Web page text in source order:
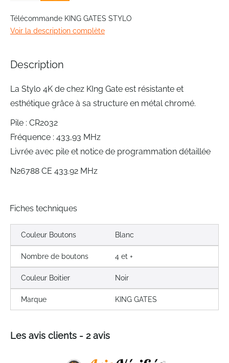
to
the
beginning
images
Télécommande KING GATES STYLO
Voir la description complète
Description
La Stylo 4K de chez KIng Gate est résistante et
esthétique grâce à sa structure en métal chromé.
Pile : CR2032
Fréquence : 433,93 MHz
Livrée avec pile et notice de programmation détaillée
N26788 CE 433.92 MHz
Fiches techniques
Couleur Boutons Blanc
Nombre de boutons 4 et +
Couleur Boitier Noir
Marque KING GATES
Les avis clients - 2 avis